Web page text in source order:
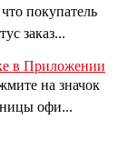
покупатель
заказ...
в Приложении
на значок
офи...